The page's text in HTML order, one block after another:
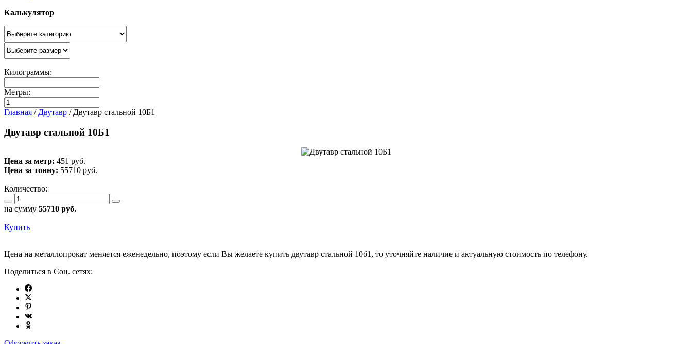
Калькулятор
Килограммы:
Метры:
Главная / Двутавр / Двутавр стальной 10Б1
Двутавр стальной 10Б1
Цена за метр: 451 руб.
Цена за тонну: 55710 руб.
Количество:
на сумму 55710 руб.
Купить
Цена на металлопрокат меняется еженедельно, поэтому если Вы желаете купить двутавр стальной 10б1, то уточняйте наличие и актуальную стоимость по телефону.
Поделиться в Соц. сетях: